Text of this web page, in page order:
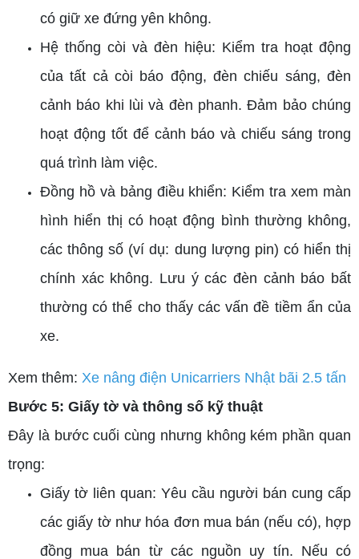
có giữ xe đứng yên không.
Hệ thống còi và đèn hiệu: Kiểm tra hoạt động
của tất cả còi báo động, đèn chiếu sáng, đèn
cảnh báo khi lùi và đèn phanh. Đảm bảo chúng
hoạt động tốt để cảnh báo và chiếu sáng trong
quá trình làm việc.
Đồng hồ và bảng điều khiển: Kiểm tra xem màn
hình hiển thị có hoạt động bình thường không,
các thông số (ví dụ: dung lượng pin) có hiển thị
chính xác không. Lưu ý các đèn cảnh báo bất
thường có thể cho thấy các vấn đề tiềm ẩn của
xe.
Xem thêm: Xe nâng điện Unicarriers Nhật bãi 2.5 tấn
Bước 5: Giấy tờ và thông số kỹ thuật
Đây là bước cuối cùng nhưng không kém phần quan
trọng:
Giấy tờ liên quan: Yêu cầu người bán cung cấp
các giấy tờ như hóa đơn mua bán (nếu có), hợp
đồng mua bán từ các nguồn uy tín. Nếu có